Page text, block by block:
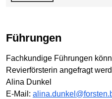
Führungen
Fachkundige Führungen
Revierförsterin angefragt
Alina Dunkel
E-Mail: